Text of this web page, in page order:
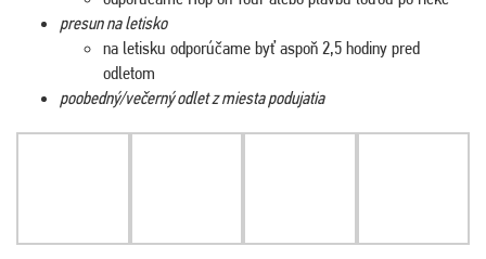
presun na letisko
na letisku odporúčame byť aspoň 2,5 hodiny pred
odletom
poobedný/večerný odlet z miesta podujatia